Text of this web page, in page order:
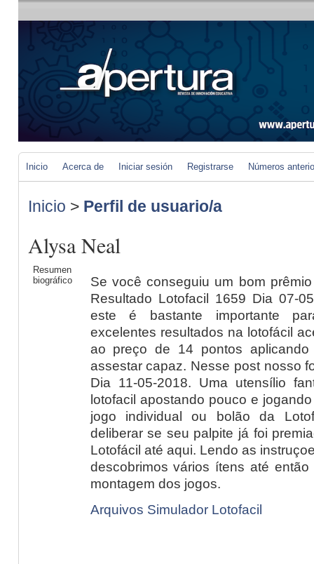
Inicio Acerca de Iniciar sesión Registrarse Números
Inicio > Perfil de usuario/a
Alysa Neal
Resumen
biográfico
Se você conseguiu um bom
Resultado Lotofacil 1659 Dia 07-
este é bastante importante
excelentes resultados na lotofácil
ao preço de 14 pontos
assestar capaz. Nesse post nosso
Dia 11-05-2018. Uma utensílio
lotofacil apostando pouco e
jogo individual ou bolão da
deliberar se seu palpite já foi
Lotofácil até aqui. Lendo as
descobrimos vários ítens até
montagem dos jogos.
Arquivos Simulador Lotofacil